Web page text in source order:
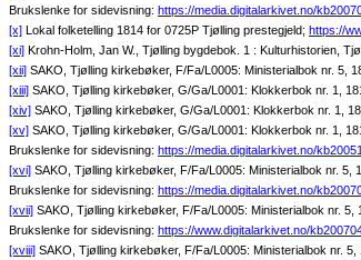
Brukslenke for sidevisning: https://media.digitalarkivet.no/
[x] Lokal folketelling 1814 for 0725P Tjølling prestegjeld; https://
[xi] Krohn-Holm, Jan W., Tjølling bygdebok. 1 : Kulturhistorien,
[xii] SAKO, Tjølling kirkebøker, F/Fa/L0005: Ministerialbok nr. 5,
[xiii] SAKO, Tjølling kirkebøker, G/Ga/L0001: Klokkerbok nr. 1,
[xiv] SAKO, Tjølling kirkebøker, G/Ga/L0001: Klokkerbok nr. 1,
[xv] SAKO, Tjølling kirkebøker, G/Ga/L0001: Klokkerbok nr. 1,
Brukslenke for sidevisning: https://media.digitalarkivet.no/
[xvi] SAKO, Tjølling kirkebøker, F/Fa/L0005: Ministerialbok nr. 5,
Brukslenke for sidevisning: https://media.digitalarkivet.no/
[xvii] SAKO, Tjølling kirkebøker, F/Fa/L0005: Ministerialbok nr. 5,
Brukslenke for sidevisning: https://www.digitalarkivet.no/
[xviii] SAKO, Tjølling kirkebøker, F/Fa/L0005: Ministerialbok nr.